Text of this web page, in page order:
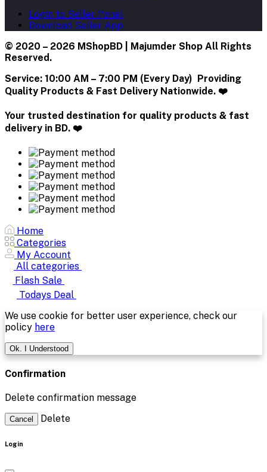
Login to Seller Panel
Download Seller App
© 2020 – 2026 MShopBD | Majumder Shop All Rights
Reserved.
Service: 10:00 AM – 7:00 PM (Every Day) Providing
Quality Products & Fast Delivery Nationwide. ❤️
Your trusted destination for quality products & fast
delivery in BD. ❤️
Home
Categories
My Account
All categories
Flash Sale
Todays Deal
We use cookie for better user experience, check our
policy here
Ok. I Understood
Confirmation
Delete confirmation message
Cancel Delete
Login